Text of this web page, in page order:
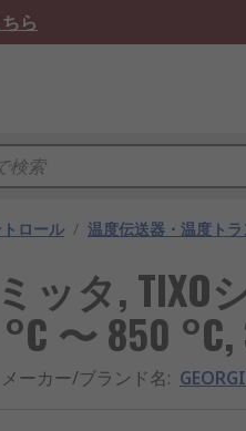
ら
ロール / 温度伝送器・温度ト
ッタ, TIXO
〜 850 °C,
メーカー/ブランド名: